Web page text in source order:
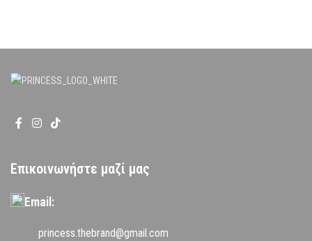
Επικοινωνήστε μαζί μας
Email:
princess.thebrand@gmail.com